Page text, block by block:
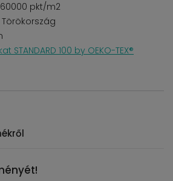
pkt/m2
Törökország
STANDARD 100 by OEKO-TEX®